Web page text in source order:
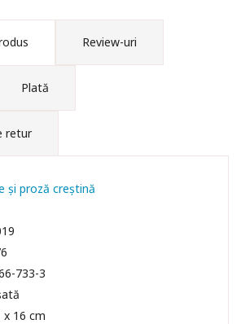
Review-uri
Plată
retur
și proză creștină
733-3
x 16 cm